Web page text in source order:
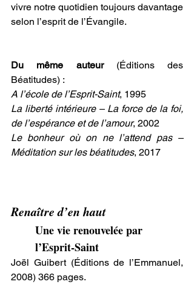
vivre notre quotidien toujours davantage
selon l’esprit de l’Évangile.
Du même auteur (Éditions des
Béatitudes) :
A l’école de l’Esprit-Saint, 1995
La liberté intérieure – La force de la foi,
de l’espérance et de l’amour, 2002
Le bonheur où on ne l’attend pas –
Méditation sur les béatitudes, 2017
Renaître d’en haut
Une vie renouvelée par
l’Esprit-Saint
Joël Guibert (Éditions de l’Emmanuel,
2008) 366 pages.